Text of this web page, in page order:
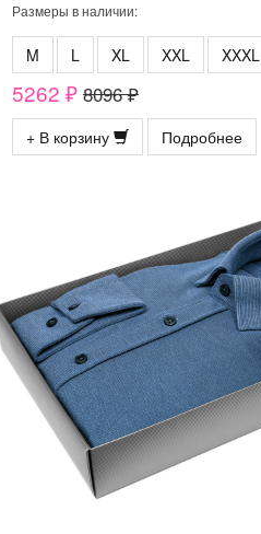
Размеры в наличии:
M L XL XXL XXXL
5262 ₽ 8096 ₽
+ В корзину Подробнее